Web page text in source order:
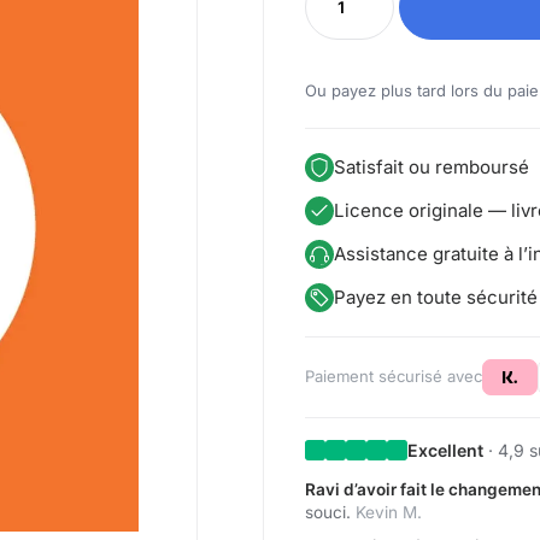
Ou payez plus tard lors du
Satisfait ou remboursé
Licence originale —
Assistance gratuite à
Payez en toute
Paiement sécurisé avec
Excellent · 4,9
Ravi d’avoir fait le
souci. Kevin M.